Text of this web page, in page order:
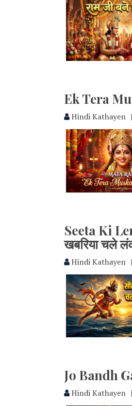
Ek Tera
Hindi Kathayen
Seeta Ki
खबरिया चले
Hindi Kathayen
Jo Bandh
Hindi Kathayen